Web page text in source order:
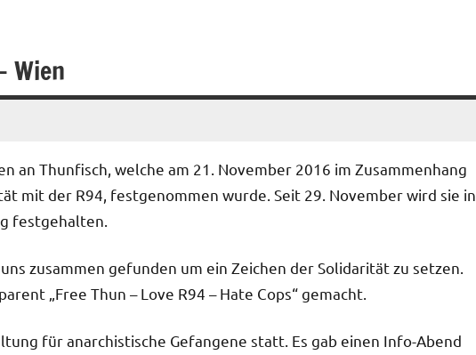
Wien
an Thunfisch, welche am 21. November 2016 im Zusammenhang
mit der R94, festgenommen wurde. Seit 29. November wird sie in
festgehalten.
zusammen gefunden um ein Zeichen der Solidarität zu setzen.
„Free Thun – Love R94 – Hate Cops“ gemacht.
für anarchistische Gefangene statt. Es gab einen Info-Abend